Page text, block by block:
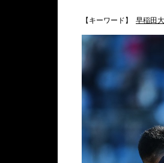
【キーワード】 早稲田